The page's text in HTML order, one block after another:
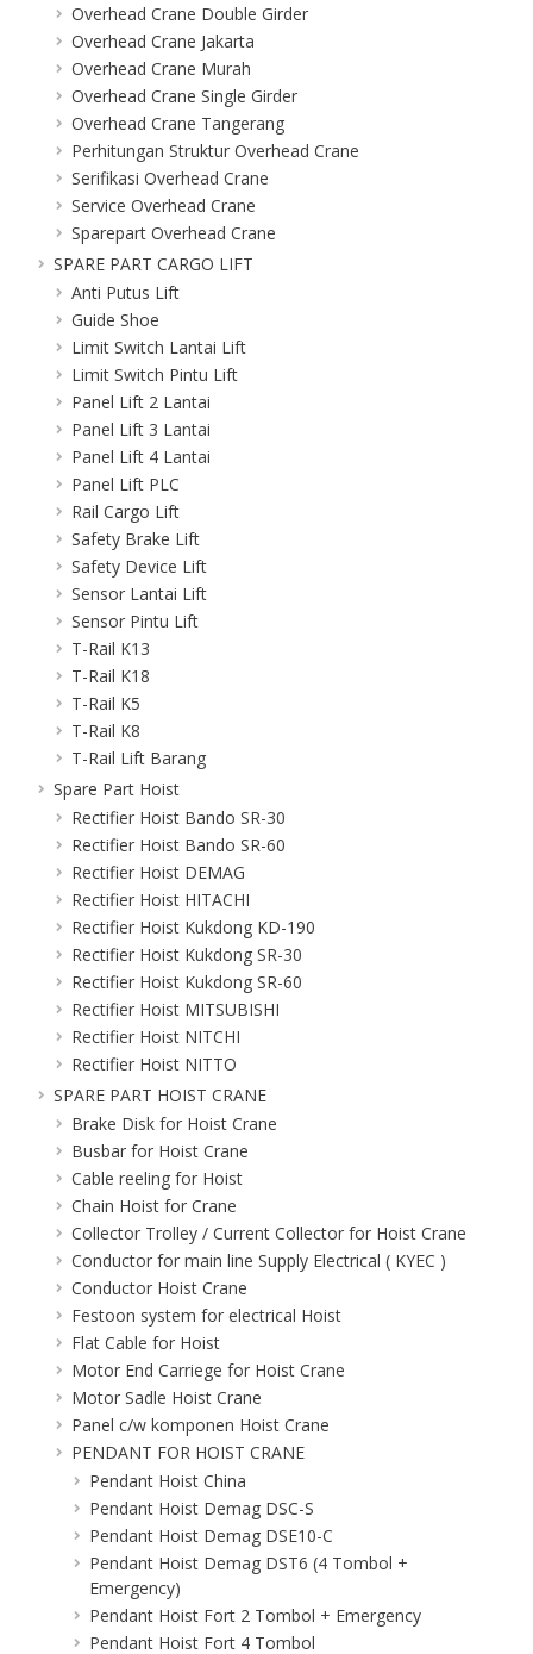
Overhead Crane Double Girder
Overhead Crane Jakarta
Overhead Crane Murah
Overhead Crane Single Girder
Overhead Crane Tangerang
Perhitungan Struktur Overhead Crane
Serifikasi Overhead Crane
Service Overhead Crane
Sparepart Overhead Crane
SPARE PART CARGO LIFT
Anti Putus Lift
Guide Shoe
Limit Switch Lantai Lift
Limit Switch Pintu Lift
Panel Lift 2 Lantai
Panel Lift 3 Lantai
Panel Lift 4 Lantai
Panel Lift PLC
Rail Cargo Lift
Safety Brake Lift
Safety Device Lift
Sensor Lantai Lift
Sensor Pintu Lift
T-Rail K13
T-Rail K18
T-Rail K5
T-Rail K8
T-Rail Lift Barang
Spare Part Hoist
Rectifier Hoist Bando SR-30
Rectifier Hoist Bando SR-60
Rectifier Hoist DEMAG
Rectifier Hoist HITACHI
Rectifier Hoist Kukdong KD-190
Rectifier Hoist Kukdong SR-30
Rectifier Hoist Kukdong SR-60
Rectifier Hoist MITSUBISHI
Rectifier Hoist NITCHI
Rectifier Hoist NITTO
SPARE PART HOIST CRANE
Brake Disk for Hoist Crane
Busbar for Hoist Crane
Cable reeling for Hoist
Chain Hoist for Crane
Collector Trolley / Current Collector for Hoist Crane
Conductor for main line Supply Electrical ( KYEC )
Conductor Hoist Crane
Festoon system for electrical Hoist
Flat Cable for Hoist
Motor End Carriege for Hoist Crane
Motor Sadle Hoist Crane
Panel c/w komponen Hoist Crane
PENDANT FOR HOIST CRANE
Pendant Hoist China
Pendant Hoist Demag DSC-S
Pendant Hoist Demag DSE10-C
Pendant Hoist Demag DST6 (4 Tombol +
Emergency)
Pendant Hoist Fort 2 Tombol + Emergency
Pendant Hoist Fort 4 Tombol